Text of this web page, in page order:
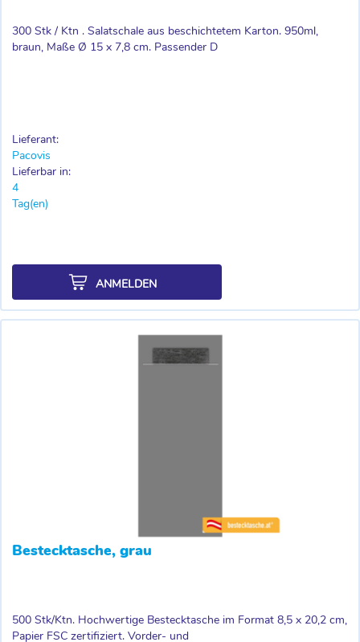
300 Stk / Ktn . Salatschale aus beschichtetem Karton. 950ml,
braun, Maße Ø 15 x 7,8 cm. Passender D
Lieferant:
Pacovis
Lieferbar in:
4
Tag(en)
ANMELDEN
Bestecktasche, grau
500 Stk/Ktn. Hochwertige Bestecktasche im Format 8,5 x 20,2 cm,
Papier FSC zertifiziert. Vorder- und